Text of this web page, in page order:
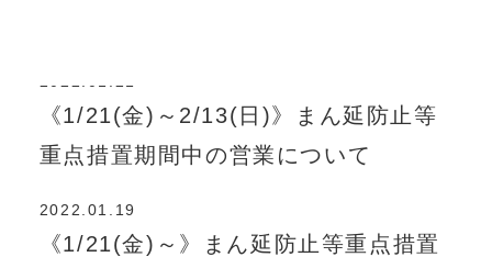
《1/21(金)～2/13(日)》まん延防止等
重点措置期間中の営業について
2022.01.19
《1/21(金)～》まん延防止等重点措置